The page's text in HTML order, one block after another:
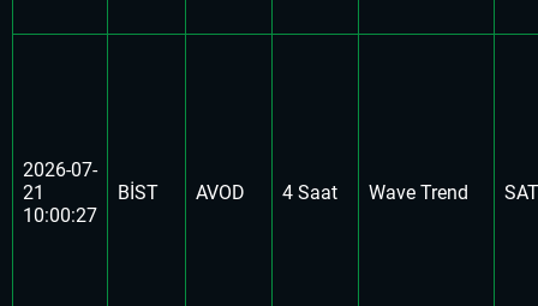
2026-07-
21
10:00:27
BİST AVOD 4 Saat Wave Trend SAT